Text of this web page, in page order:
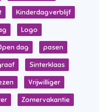
Kinderdagverblijf
Logo
dag pasen
Sinterklaas
Vrijwilliger
Zomervakantie